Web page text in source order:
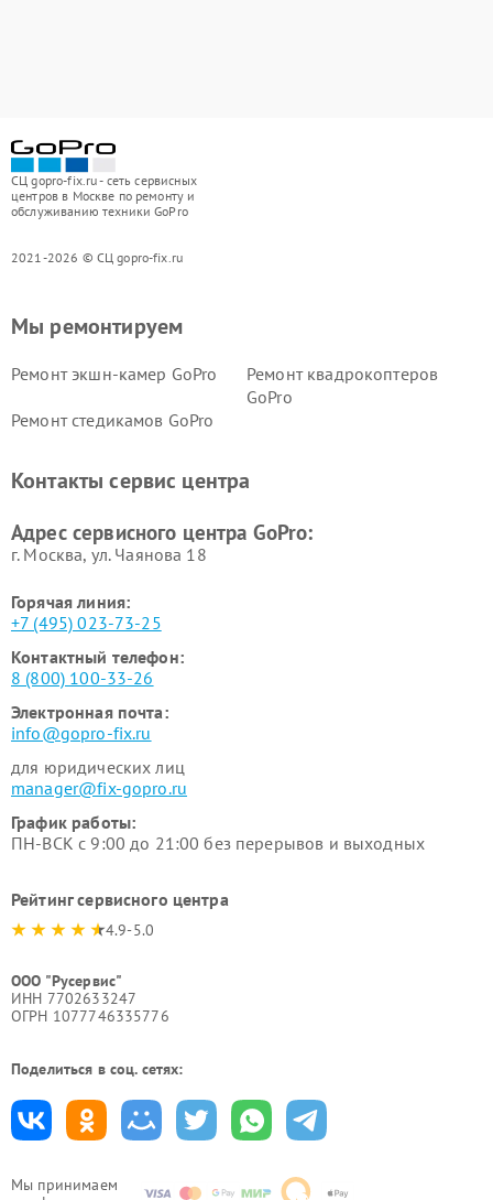
СЦ gopro-fix.ru - сеть сервисных
центров в Москве по ремонту и
обслуживанию техники GoPro
2021-2026 © СЦ gopro-fix.ru
Мы принимаем
Мы ремонтируем
Ремонт экшн-камер GoPro
Ремонт квадрокоптеров
GoPro
Ремонт стедикамов GoPro
Контакты сервис центра
Адрес сервисного центра GoPro:
г. Москва, ул. Чаянова 18
Горячая линия:
+7 (495) 023-73-25
Контактный телефон:
8 (800) 100-33-26
Электронная почта:
info@gopro-fix.ru
для юридических лиц
manager@fix-gopro.ru
График работы:
ПН-ВСК с 9:00 до 21:00 без перерывов и выходных
Рейтинг сервисного центра
4.9-5.0
ООО "Русервис"
ИНН 7702633247
ОГРН 1077746335776
Поделиться в соц. сетях: